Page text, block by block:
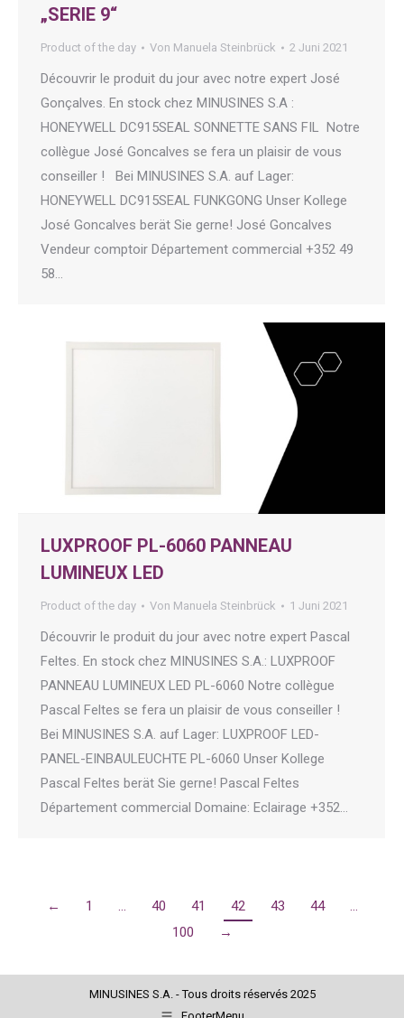
„SERIE 9“
Product of the day Von Manuela Steinbrück 2 Juni 2021
Découvrir le produit du jour avec notre expert José
Gonçalves. En stock chez MINUSINES S.A :
HONEYWELL DC915SEAL SONNETTE SANS FIL Notre
collègue José Goncalves se fera un plaisir de vous
conseiller ! Bei MINUSINES S.A. auf Lager:
HONEYWELL DC915SEAL FUNKGONG Unser Kollege
José Goncalves berät Sie gerne! José Goncalves
Vendeur comptoir Département commercial +352 49
58…
LUXPROOF PL-6060 PANNEAU
LUMINEUX LED
Product of the day Von Manuela Steinbrück 1 Juni 2021
Découvrir le produit du jour avec notre expert Pascal
Feltes. En stock chez MINUSINES S.A.: LUXPROOF
PANNEAU LUMINEUX LED PL-6060 Notre collègue
Pascal Feltes se fera un plaisir de vous conseiller !
Bei MINUSINES S.A. auf Lager: LUXPROOF LED-
PANEL-EINBAULEUCHTE PL-6060 Unser Kollege
Pascal Feltes berät Sie gerne! Pascal Feltes
Département commercial Domaine: Eclairage +352…
← 1 … 40 41 42 43 44
…
100
→
MINUSINES S.A. - Tous droits réservés 2025